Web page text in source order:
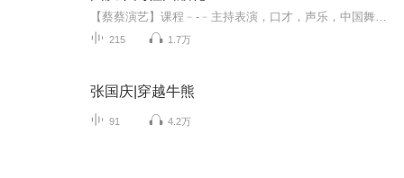
215 1.7万
张国庆|穿越牛熊
91 4.2万